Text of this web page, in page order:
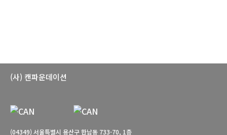
(사) 캔파운데이션
(04349) 서울특별시 용산구 한남동 733-70, 1층